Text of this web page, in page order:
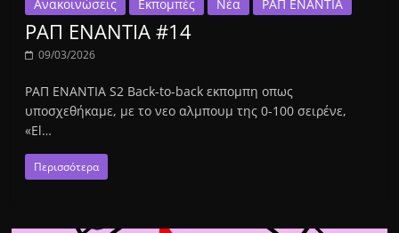
Ανακοινώσεις Εκπομπές Νέα ΡΑΠ ΕΝΑΝΤΙΑ
ΡΑΠ ΕΝΑΝΤΙΑ #14
09/03/2026
ΡΑΠ ΕΝΑΝΤΙΑ S2 Back-to-back εκπομπη οπως
υποσχεθήκαμε, με το νεο αλμπουμ της 0-100 σειρένε,
«El…
Περισσότερα